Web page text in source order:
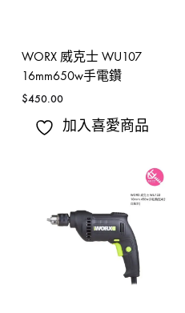
WORX 威克士 WU107
16mm650w手電鑽
$450.00
加入喜愛商品